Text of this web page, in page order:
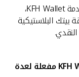
يرجى العلم أن حتى لو بعد أن يتم إلغاء خدمة KFH Wallet،
بيتك البلاستيكية
KFH Wallet مفعلة لعدة